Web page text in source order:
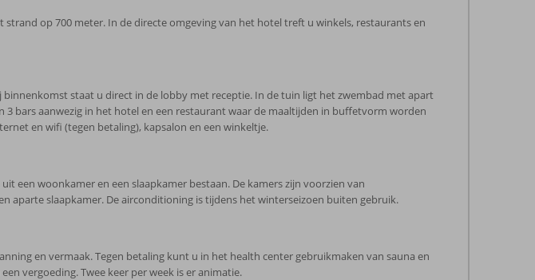
strand op 700 meter. In de directe omgeving van het hotel treft u winkels, restaurants en
staat u direct in de lobby met receptie. In de tuin ligt het zwembad met apart
bars aanwezig in het hotel en een restaurant waar de maaltijden in buffetvorm worden
en wifi (tegen betaling), kapsalon en een winkeltje.
een woonkamer en een slaapkamer bestaan. De kamers zijn voorzien van
slaapkamer. De airconditioning is tijdens het winterseizoen buiten gebruik.
en vermaak. Tegen betaling kunt u in het health center gebruikmaken van sauna en
vergoeding. Twee keer per week is er animatie.